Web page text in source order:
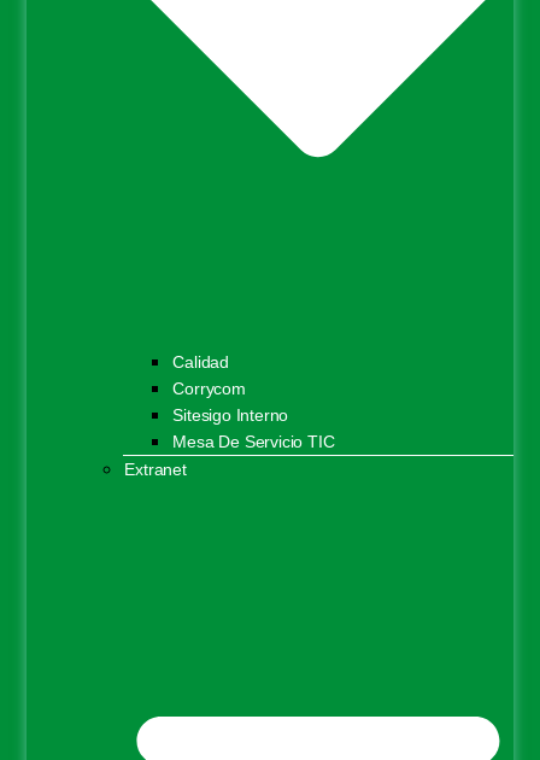
Calidad
Corrycom
Sitesigo Interno
Mesa De Servicio TIC
Extranet